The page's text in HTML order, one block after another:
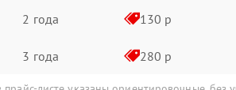
2 года 130 р
3 года 280 р